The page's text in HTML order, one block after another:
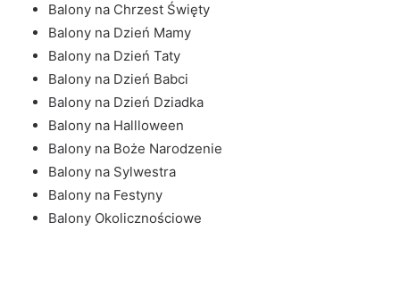
Balony na Chrzest Święty
Balony na Dzień Mamy
Balony na Dzień Taty
Balony na Dzień Babci
Balony na Dzień Dziadka
Balony na Hallloween
Balony na Boże Narodzenie
Balony na Sylwestra
Balony na Festyny
Balony Okolicznościowe